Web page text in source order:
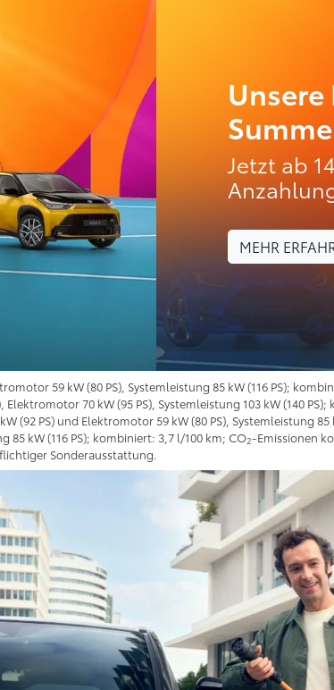
Jetzt ab
MEHR
59 kW (80 PS), Systemleistung 85 kW (116 PS);
70 kW (95 PS), Systemleistung 103 kW (140
(92 PS) und Elektromotor 59 kW (80 PS), Systemleistung
85 kW (116 PS); kombiniert: 3,7 l/100 km; CO2-Emissionen
Sonderausstattung.